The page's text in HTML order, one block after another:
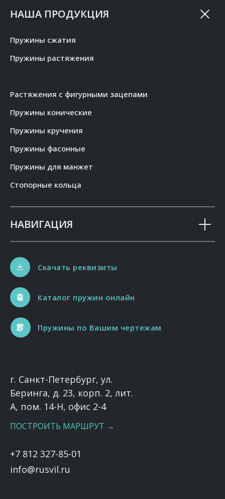
НАША ПРОДУКЦИЯ
Пружины сжатия
Пружины растяжения
Растяжения с фигурными зацепами
Пружины конические
Пружины кручения
Пружины фасонные
Пружины для манжет
Стопорные кольца
НАВИГАЦИЯ
Каталог пружин онлайн
Пружины по Вашим чертежам
Скачать реквизиты
г. Санкт-Петербург, ул.
Беринга, д. 23, корп. 2, лит.
А, пом. 14-Н, офис 2-4
ПОСТРОИТЬ МАРШРУТ →
+7 812 327-85-01
info@rusvil.ru